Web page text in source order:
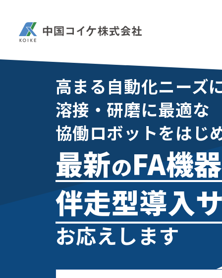
高まる自動化ニーズ
溶接・研磨に最適な
協働ロボットをはじ
最新のFA機器
伴走型導入
お応えします